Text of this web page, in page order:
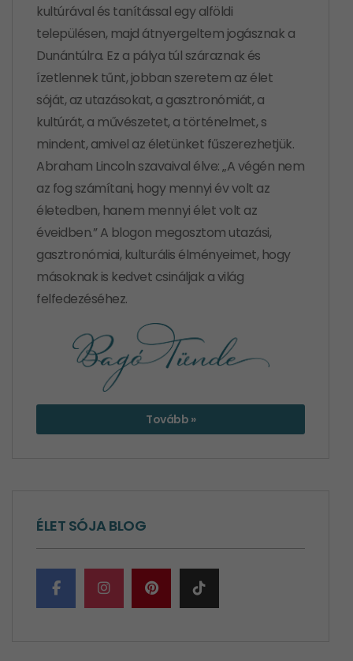
kultúrával és tanítással egy alföldi
településen, majd átnyergeltem jogásznak a
Dunántúlra. Ez a pálya túl száraznak és
ízetlennek tűnt, jobban szeretem az élet
sóját, az utazásokat, a gasztronómiát, a
kultúrát, a művészetet, a történelmet, s
mindent, amivel az életünket fűszerezhetjük.
Abraham Lincoln szavaival élve: „A végén nem
az fog számítani, hogy mennyi év volt az
életedben, hanem mennyi élet volt az
éveidben.” A blogon megosztom utazási,
gasztronómiai, kulturális élményeimet, hogy
másoknak is kedvet csináljak a világ
felfedezéséhez.
Tovább »
ÉLET SÓJA BLOG